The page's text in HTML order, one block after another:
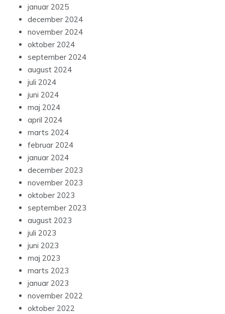
januar 2025
december 2024
november 2024
oktober 2024
september 2024
august 2024
juli 2024
juni 2024
maj 2024
april 2024
marts 2024
februar 2024
januar 2024
december 2023
november 2023
oktober 2023
september 2023
august 2023
juli 2023
juni 2023
maj 2023
marts 2023
januar 2023
november 2022
oktober 2022